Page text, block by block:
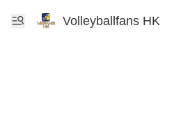
Volleyballfans HK